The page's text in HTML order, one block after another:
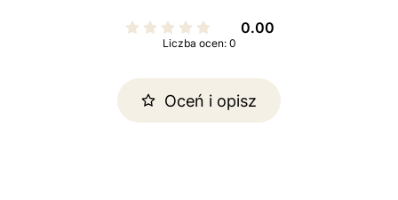
0.00
Liczba ocen: 0
Oceń i opisz